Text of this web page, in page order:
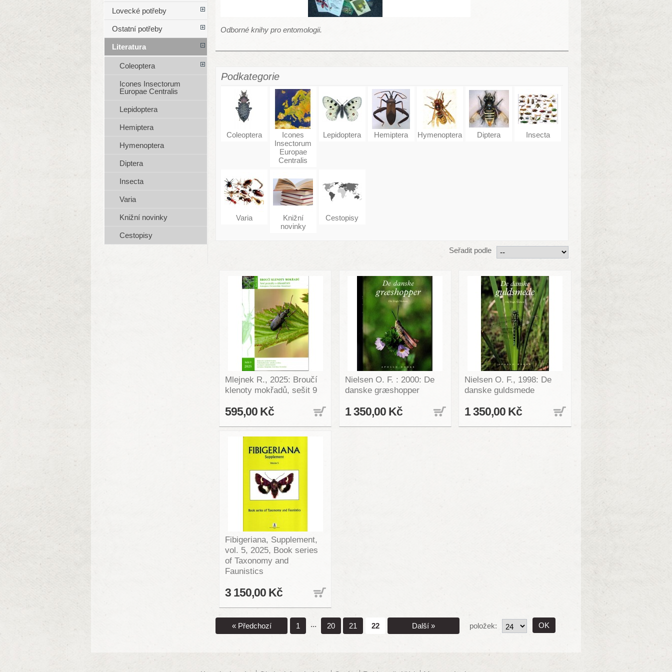
Odborné knihy pro entomologii.
Podkategorie
Coleoptera
Icones
Insectorum
Europae
Centralis
Lepidoptera Hemiptera Hymenoptera Diptera Insecta
Varia
Knižní
novinky
Cestopisy
Seřadit podle
Mlejnek R., 2025: Broučí
klenoty mokřadů, sešit 9
595,00 Kč
Nielsen O. F. : 2000: De
danske græshopper
1 350,00 Kč
Nielsen O. F., 1998: De
danske guldsmede
1 350,00 Kč
Fibigeriana, Supplement,
vol. 5, 2025, Book series
of Taxonomy and
Faunistics
3 150,00 Kč
« Předchozí 1 ... 20 21 22 Další » položek:
Lovecké potřeby
Ostatní potřeby
Literatura
Coleoptera
Icones Insectorum
Europae Centralis
Lepidoptera
Hemiptera
Hymenoptera
Diptera
Insecta
Varia
Knižní novinky
Cestopisy